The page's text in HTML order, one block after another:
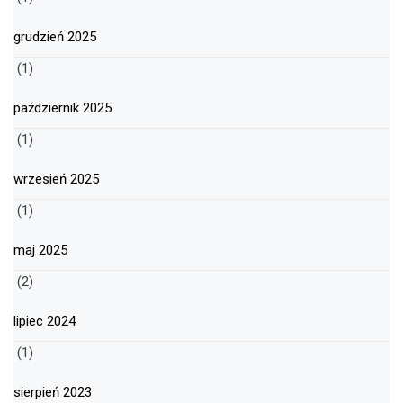
grudzień 2025
(1)
październik 2025
(1)
wrzesień 2025
(1)
maj 2025
(2)
lipiec 2024
(1)
sierpień 2023